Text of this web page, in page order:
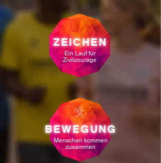
ZEICHEN
Ein Lauf für
Zivilcourage
BEWEGUNG
Menschen kommen
zusammen